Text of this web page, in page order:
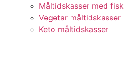
Måltidskasser med fisk
Vegetar måltidskasser
Keto måltidskasser